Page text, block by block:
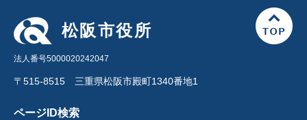
松阪市役所
法人番号5000020242047
〒515-8515 三重県松阪市殿町1340番地1
ページID検索